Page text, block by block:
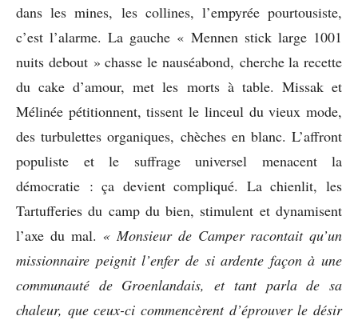
dans les mines, les collines, l’empyrée pourtousiste,
c’est l’alarme. La gauche « Mennen stick large 1001
nuits debout » chasse le nauséabond, cherche la recette
du cake d’amour, met les morts à table. Missak et
Mélinée pétitionnent, tissent le linceul du vieux mode,
des turbulettes organiques, chèches en blanc. L’affront
populiste et le suffrage universel menacent la
démocratie : ça devient compliqué. La chienlit, les
Tartufferies du camp du bien, stimulent et dynamisent
l’axe du mal. « Monsieur de Camper racontait qu’un
missionnaire peignit l’enfer de si ardente façon à une
communauté de Groenlandais, et tant parla de sa
chaleur, que ceux-ci commencèrent d’éprouver le désir